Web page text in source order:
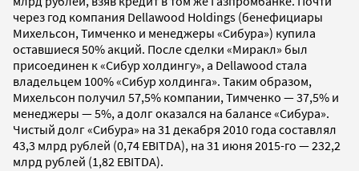
через год компания Dellawood Holdings (бенефициары
Михельсон, Тимченко и менеджеры «Сибура») купила
оставшиеся 50% акций. После сделки «Миракл» был
присоединен к «Сибур холдингу», а Dellawood стала
владельцем 100% «Сибур холдинга». Таким образом,
Михельсон получил 57,5% компании, Тимченко — 37,5% и
менеджеры — 5%, а долг оказался на балансе «Сибура».
Чистый долг «Сибура» на 31 декабря 2010 года составлял
43,3 млрд рублей (0,74 EBITDA), на 31 июня 2015-го — 232,2
млрд рублей (1,82 EBITDA).